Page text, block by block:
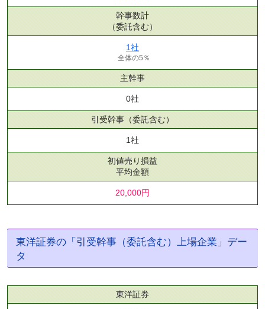
幹事数計
（委託含む）
1社
全体の5％
主幹事
0社
引受幹事 （委託含む）
1社
初値売り損益
平均金額
20,000円
東洋証券の「引受幹事（委託含む）上場企業」デー
タ
東洋証券